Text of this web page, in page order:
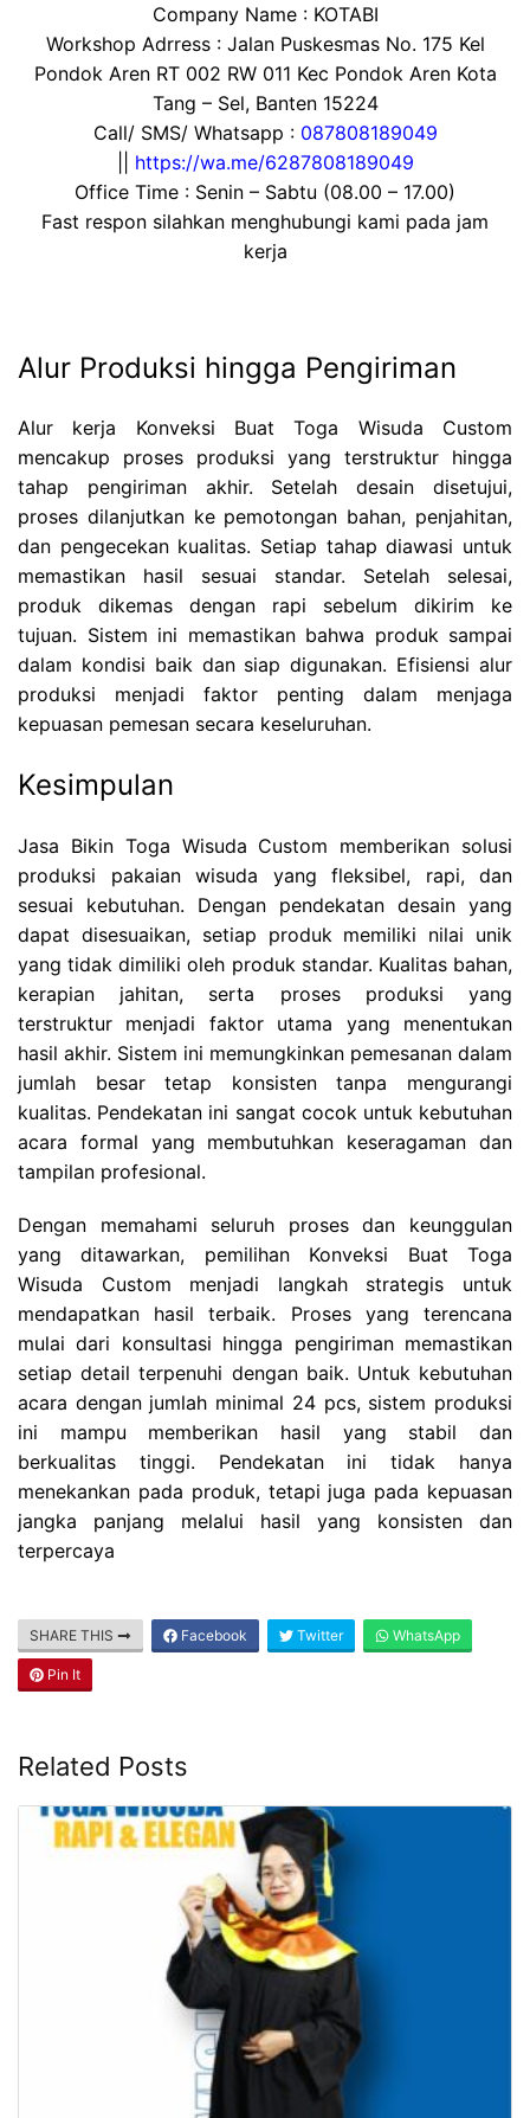
Company Name : KOTABI
Workshop Adrress : Jalan Puskesmas No. 175 Kel
Pondok Aren RT 002 RW 011 Kec Pondok Aren Kota
Tang – Sel, Banten 15224
Call/ SMS/ Whatsapp : 087808189049
https://wa.me/6287808189049
Office Time : Senin – Sabtu (08.00 – 17.00)
Fast respon silahkan menghubungi kami pada jam
kerja
Alur Produksi hingga Pengiriman
Alur kerja Konveksi Buat Toga Wisuda Custom
mencakup proses produksi yang terstruktur hingga
tahap pengiriman akhir. Setelah desain disetujui,
proses dilanjutkan ke pemotongan bahan, penjahitan,
dan pengecekan kualitas. Setiap tahap diawasi untuk
memastikan hasil sesuai standar. Setelah selesai,
produk dikemas dengan rapi sebelum dikirim ke
tujuan. Sistem ini memastikan bahwa produk sampai
dalam kondisi baik dan siap digunakan. Efisiensi alur
produksi menjadi faktor penting dalam menjaga
kepuasan pemesan secara keseluruhan.
Kesimpulan
Jasa Bikin Toga Wisuda Custom memberikan solusi
produksi pakaian wisuda yang fleksibel, rapi, dan
sesuai kebutuhan. Dengan pendekatan desain yang
dapat disesuaikan, setiap produk memiliki nilai unik
yang tidak dimiliki oleh produk standar. Kualitas bahan,
kerapian jahitan, serta proses produksi yang
terstruktur menjadi faktor utama yang menentukan
hasil akhir. Sistem ini memungkinkan pemesanan dalam
jumlah besar tetap konsisten tanpa mengurangi
kualitas. Pendekatan ini sangat cocok untuk kebutuhan
acara formal yang membutuhkan keseragaman dan
tampilan profesional.
Dengan memahami seluruh proses dan keunggulan
yang ditawarkan, pemilihan Konveksi Buat Toga
Wisuda Custom menjadi langkah strategis untuk
mendapatkan hasil terbaik. Proses yang terencana
mulai dari konsultasi hingga pengiriman memastikan
setiap detail terpenuhi dengan baik. Untuk kebutuhan
acara dengan jumlah minimal 24 pcs, sistem produksi
ini mampu memberikan hasil yang stabil dan
berkualitas tinggi. Pendekatan ini tidak hanya
menekankan pada produk, tetapi juga pada kepuasan
jangka panjang melalui hasil yang konsisten dan
terpercaya
SHARE THIS Facebook Twitter WhatsApp
Pin It
Related Posts